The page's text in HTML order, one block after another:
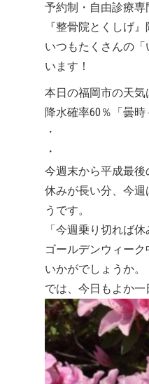
予約制・自由診療専
『整骨院とくしげ』
いつもたくさんの
います！
本日の福岡市の天
降水確率60％「曇時
・
・
今週末から平成最後
休みが長い分、今
うです。
「今週乗り切れば
ゴールデンウィー
いかがでしょうか。
では、今日もよか一